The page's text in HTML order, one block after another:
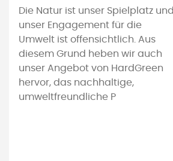
Die Natur ist unser Spielplatz und
unser Engagement für die
Umwelt ist offensichtlich. Aus
diesem Grund heben wir auch
unser Angebot von HardGreen
hervor, das nachhaltige,
umweltfreundliche P